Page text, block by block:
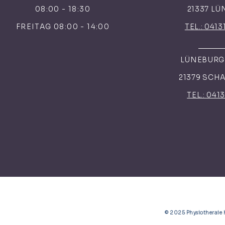
08:00 - 18:30
FREITAG 08:00 - 14:00
21337
TEL.:
21379
TEL.:
© 2025 Physiotheraie